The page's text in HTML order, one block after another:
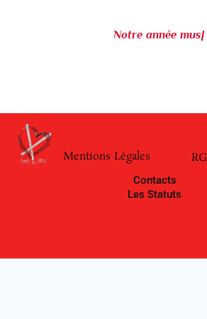
Notre année mus|
Mentions Légales
Contacts
Les Statuts